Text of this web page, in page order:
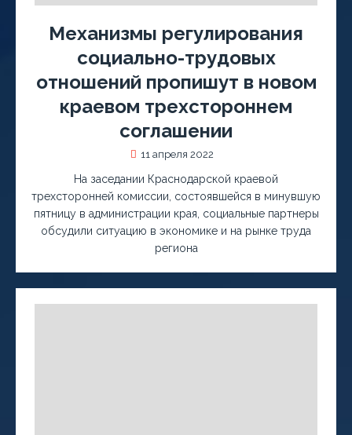
Механизмы регулирования
социально-трудовых
отношений пропишут в новом
краевом трехстороннем
соглашении
11 апреля 2022
На заседании Краснодарской краевой
трехсторонней комиссии, состоявшейся в минувшую
пятницу в администрации края, социальные партнеры
обсудили ситуацию в экономике и на рынке труда
региона